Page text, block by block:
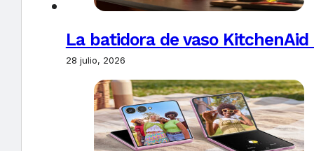
La batidora de vaso
28 julio, 2026